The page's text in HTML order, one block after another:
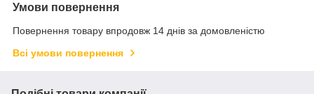
Умови повернення
Повернення товару впродовж 14 днів за домовленістю
Всі умови повернення